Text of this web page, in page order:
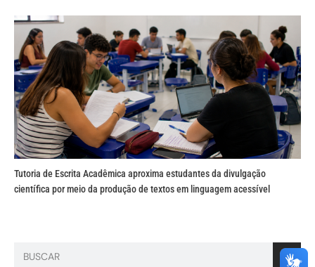
Tutoria de Escrita Acadêmica aproxima estudantes da divulgação
científica por meio da produção de textos em linguagem acessível